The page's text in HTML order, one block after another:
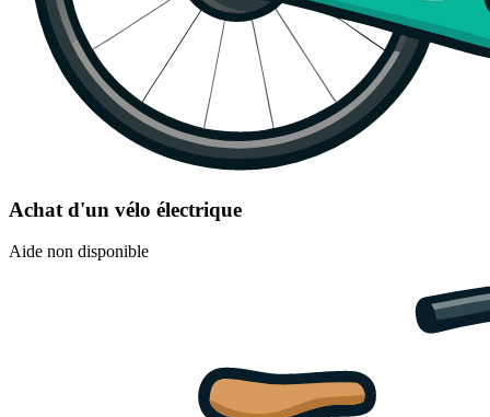
Achat d'un vélo électrique
Aide non disponible